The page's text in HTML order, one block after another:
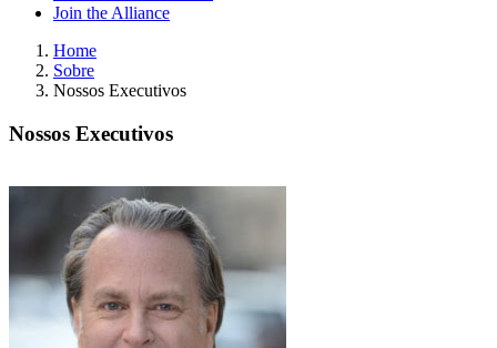
Join the Alliance
Home
Sobre
Nossos Executivos
Nossos Executivos